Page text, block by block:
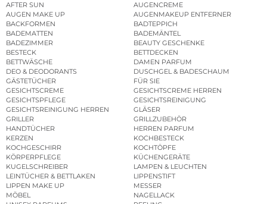
AFTER SUN
AUGENCREME
AUGEN MAKE UP
AUGENMAKEUP ENTFERNER
BACKFORMEN
BADTEPPICH
BADEMATTEN
BADEMÄNTEL
BADEZIMMER
BEAUTY GESCHENKE
BESTECK
BETTDECKEN
BETTWÄSCHE
DAMEN PARFUM
DEO & DEODORANTS
DUSCHGEL & BADESCHAUM
GÄSTETÜCHER
FÜR SIE
GESICHTSCREME
GESICHTSCREME HERREN
GESICHTSPFLEGE
GESICHTSREINIGUNG
GESICHTSREINIGUNG HERREN
GLÄSER
GRILLER
GRILLZUBEHÖR
HANDTÜCHER
HERREN PARFUM
KERZEN
KOCHBESTECK
KOCHGESCHIRR
KOCHTÖPFE
KÖRPERPFLEGE
KÜCHENGERÄTE
KUGELSCHREIBER
LAMPEN & LEUCHTEN
LEINTÜCHER & BETTLAKEN
LIPPENSTIFT
LIPPEN MAKE UP
MESSER
MÖBEL
NAGELLACK